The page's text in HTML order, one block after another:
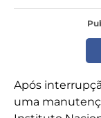
Após
uma